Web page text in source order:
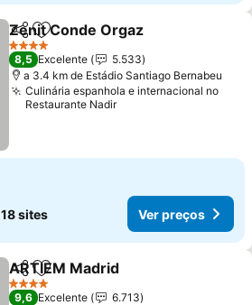
PartilharAdicionar aos favoritos
Zenit Conde Orgaz
4 Estrelas
8,5 Excelente
5.533
a 3.4 km de Estádio Santiago Bernabeu
Culinária espanhola e internacional no
Restaurante Nadir
18 sites Ver preços
PartilharAdicionar aos favoritos
ARTIEM Madrid
4 Estrelas
9,6 Excelente
6.713